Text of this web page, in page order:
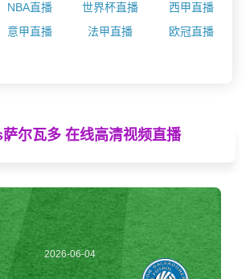
NBA直播 世界杯直播
西甲直播
意甲直播 法甲直播
欧冠直播
尔瓦多 在线高清视频直播
2026-06-04